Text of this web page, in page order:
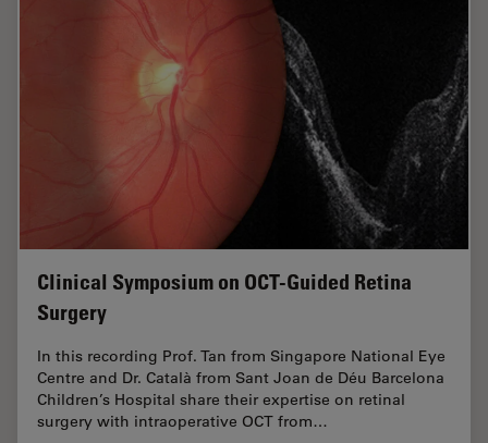
Clinical Symposium on OCT-Guided Retina
Surgery
In this recording Prof. Tan from Singapore National Eye
Centre and Dr. Català from Sant Joan de Déu Barcelona
Children’s Hospital share their expertise on retinal
surgery with intraoperative OCT from…